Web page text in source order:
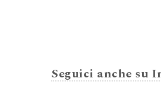
Seguici anche su